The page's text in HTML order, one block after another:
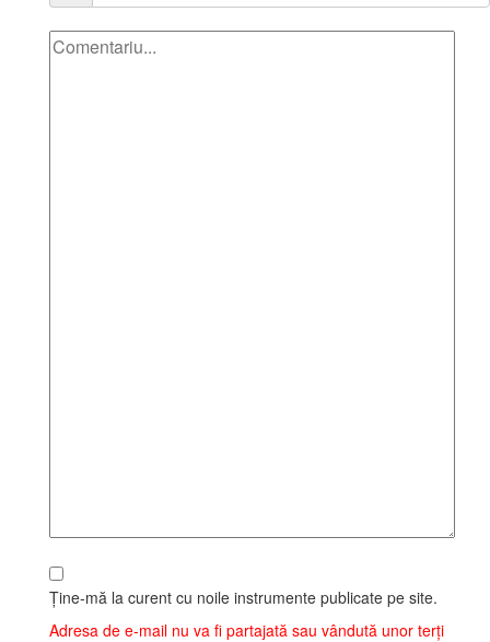
Ține‑mă la curent cu noile instrumente publicate pe site.
Adresa de e‑mail nu va fi partajată sau vândută unor terți